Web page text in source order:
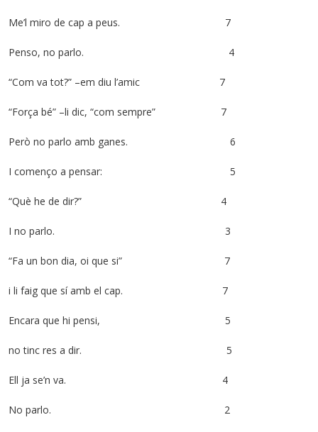
Me’l miro de cap a peus. 7
Penso, no parlo. 4
“Com va tot?” –em diu l’amic 7
“Força bé” –li dic, “com sempre” 7
Però no parlo amb ganes. 6
I començo a pensar: 5
“Què he de dir?” 4
I no parlo. 3
“Fa un bon dia, oi que si” 7
i li faig que sí amb el cap. 7
Encara que hi pensi, 5
no tinc res a dir. 5
Ell ja se’n va. 4
No parlo. 2